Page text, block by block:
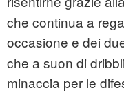
che continua a
occasione e dei
che a suon di
minaccia per le